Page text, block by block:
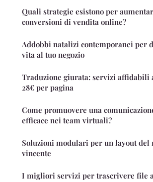
Quali strategie esistono per
conversioni di vendita online?
Addobbi natalizi contemporanei per
vita al tuo negozio
Traduzione giurata: servizi affidabili
28€ per pagina
Come promuovere una
efficace nei team virtuali?
Soluzioni modulari per un layout del
vincente
I migliori servizi per trascrivere file